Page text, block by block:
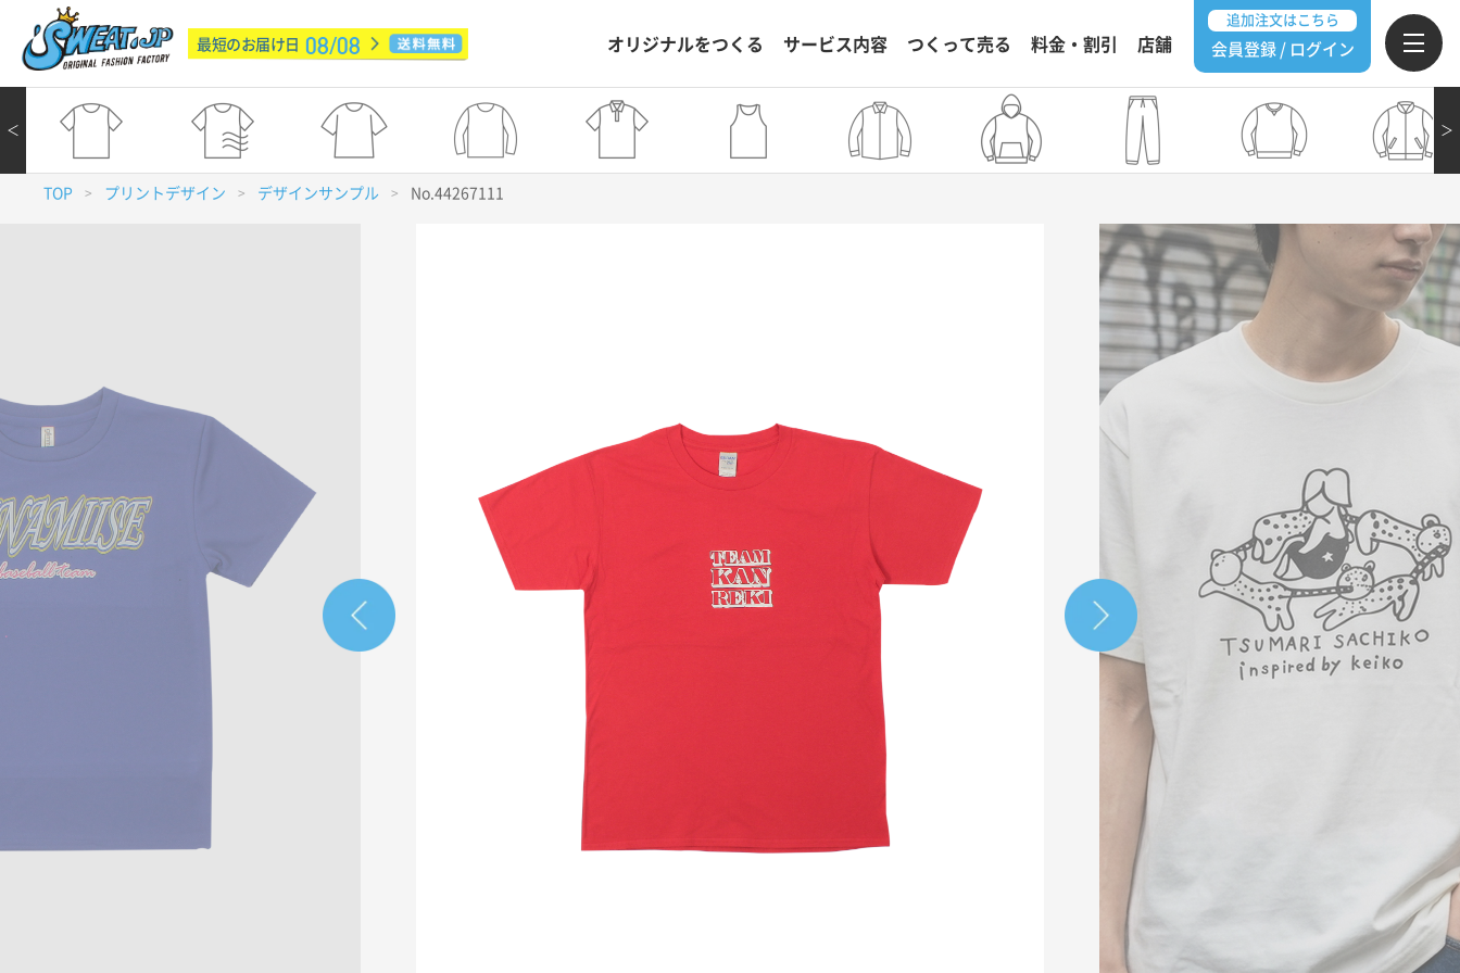
最短のお届け日 08/08 オリジナルをつくる サービス内容 つくって売る 料金・割引 店舗
追加注文はこちら
会員登録 / ログイン
＞
＜
TOP > プリントデザイン > デザインサンプル > No.44267111